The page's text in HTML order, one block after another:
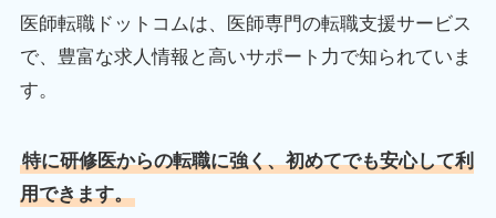
医師転職ドットコムは、医師専門の転職支援サービス
で、豊富な求人情報と高いサポート力で知られていま
す。
特に研修医からの転職に強く、初めてでも安心して利
用できます。